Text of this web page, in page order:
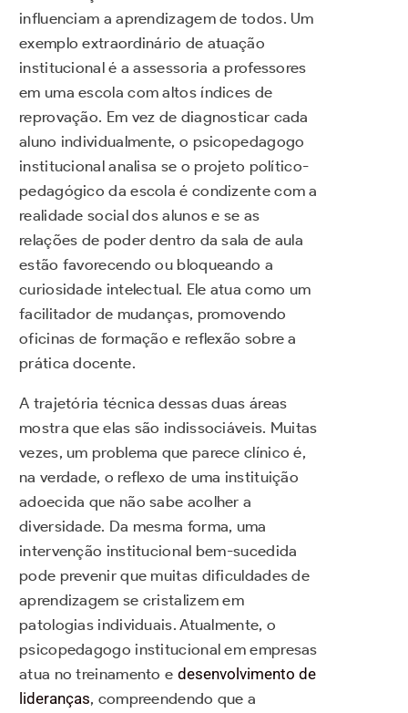
influenciam a aprendizagem de todos. Um
exemplo extraordinário de atuação
institucional é a assessoria a professores
em uma escola com altos índices de
reprovação. Em vez de diagnosticar cada
aluno individualmente, o psicopedagogo
institucional analisa se o projeto político-
pedagógico da escola é condizente com a
realidade social dos alunos e se as
relações de poder dentro da sala de aula
estão favorecendo ou bloqueando a
curiosidade intelectual. Ele atua como um
facilitador de mudanças, promovendo
oficinas de formação e reflexão sobre a
prática docente.
A trajetória técnica dessas duas áreas
mostra que elas são indissociáveis. Muitas
vezes, um problema que parece clínico é,
na verdade, o reflexo de uma instituição
adoecida que não sabe acolher a
diversidade. Da mesma forma, uma
intervenção institucional bem-sucedida
pode prevenir que muitas dificuldades de
aprendizagem se cristalizem em
patologias individuais. Atualmente, o
psicopedagogo institucional em empresas
atua no treinamento e desenvolvimento de
lideranças, compreendendo que a